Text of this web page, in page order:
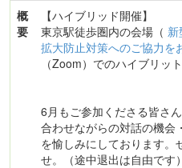
概
要
【ハイブリッド開催】
東京駅徒歩圏内の会場（ 新
拡大防止対策へのご協力を
（Zoom）でのハイブリッ
6月もご参加くださる皆さ
合わせながらの対話の機会
を愉しみにしております。
せ。（途中退出は自由です）